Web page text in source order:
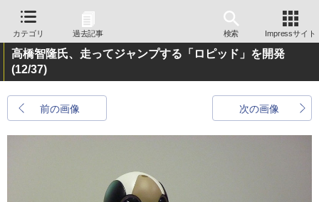
カテゴリ 過去記事 検索 Impressサイト
高橋智隆氏、走ってジャンプする「ロピッド」を開発
(12/37)
前の画像 次の画像